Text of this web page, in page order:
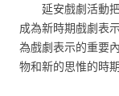
延安戲劇活動
成為新時期戲劇表
為戲劇表示的重要
物和新的思惟的時